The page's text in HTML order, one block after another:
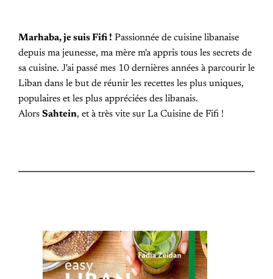
Marhaba, je suis Fifi ! Passionnée de cuisine libanaise
depuis ma jeunesse, ma mère m'a appris tous les secrets de
sa cuisine. J'ai passé mes 10 dernières années à parcourir le
Liban dans le but de réunir les recettes les plus uniques,
populaires et les plus appréciées des libanais.
Alors Sahtein, et à très vite sur La Cuisine de Fifi !